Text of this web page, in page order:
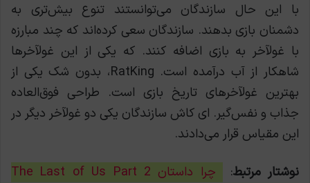
با این حال سازندگان می‌توانستند تنوع بیش‌تری به
دشمنان بازی بدهند. سازندگان سعی کرده‌اند که چند مبارزه
با غولآخر به بازی اضافه کنند. که یکی از این غولآخرها
شاهکار از آب درآمده است. RatKing، بدون شک یکی از
بهترین غولآخرهای تاریخ بازی است. طراحی فوق‌العاده
جذاب و نفس‌گیر. ای کاش سازندگان یکی دو غولآخر دیگر در
این مقیاس قرار می‌دادند.
نوشتار مرتبط:
چرا داستان The Last of Us Part 2